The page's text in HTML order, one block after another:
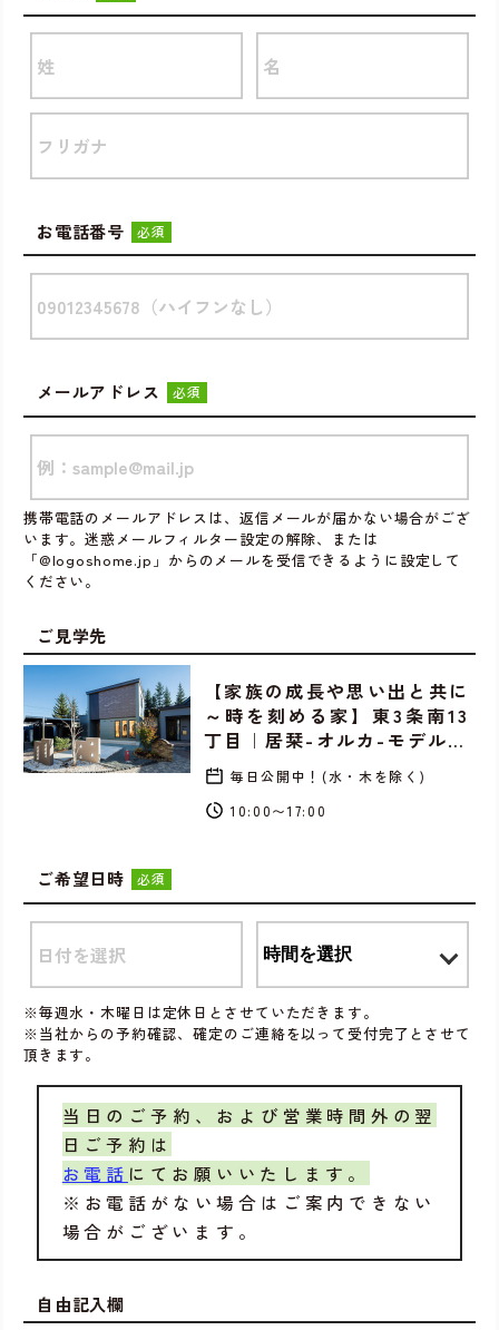
お電話番号 必須
メールアドレス 必須
携帯電話のメールアドレスは、返信メールが届かない場合がござ
います。迷惑メールフィルター設定の解除、または
「@logoshome.jp」からのメールを受信できるように設定して
ください。
ご見学先
【家族の成長や思い出と共に
～時を刻める家】東3条南13
丁目｜居栞-オルカ-モデル…
毎日公開中！(水・木を除く)
10:00〜17:00
ご希望日時 必須
※毎週水・木曜日は定休日とさせていただきます。
※当社からの予約確認、確定のご連絡を以って受付完了とさせて
頂きます。
当日のご予約、および営業時間外の翌
日ご予約は
お電話 にてお願いいたします。
※お電話がない場合はご案内できない
場合がございます。
自由記入欄